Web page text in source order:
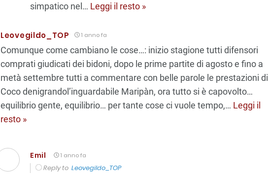
simpatico nel… Leggi il resto »
Leovegildo_TOP 1 anno fa
Comunque come cambiano le cose…: inizio stagione tutti difensori
comprati giudicati dei bidoni, dopo le prime partite di agosto e fino a
metà settembre tutti a commentare con belle parole le prestazioni di
Coco denigrandol’inguardabile Maripàn, ora tutto si è capovolto…
equilibrio gente, equilibrio… per tante cose ci vuole tempo,… Leggi il
resto »
Emil 1 anno fa
Reply to Leovegildo_TOP